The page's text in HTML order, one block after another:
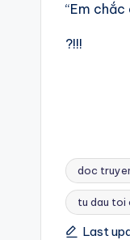
“Em chắc
?!!!
Tags:
doc
tu dau toi
Last